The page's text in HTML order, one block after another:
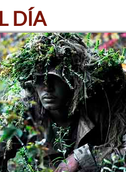
DÍA